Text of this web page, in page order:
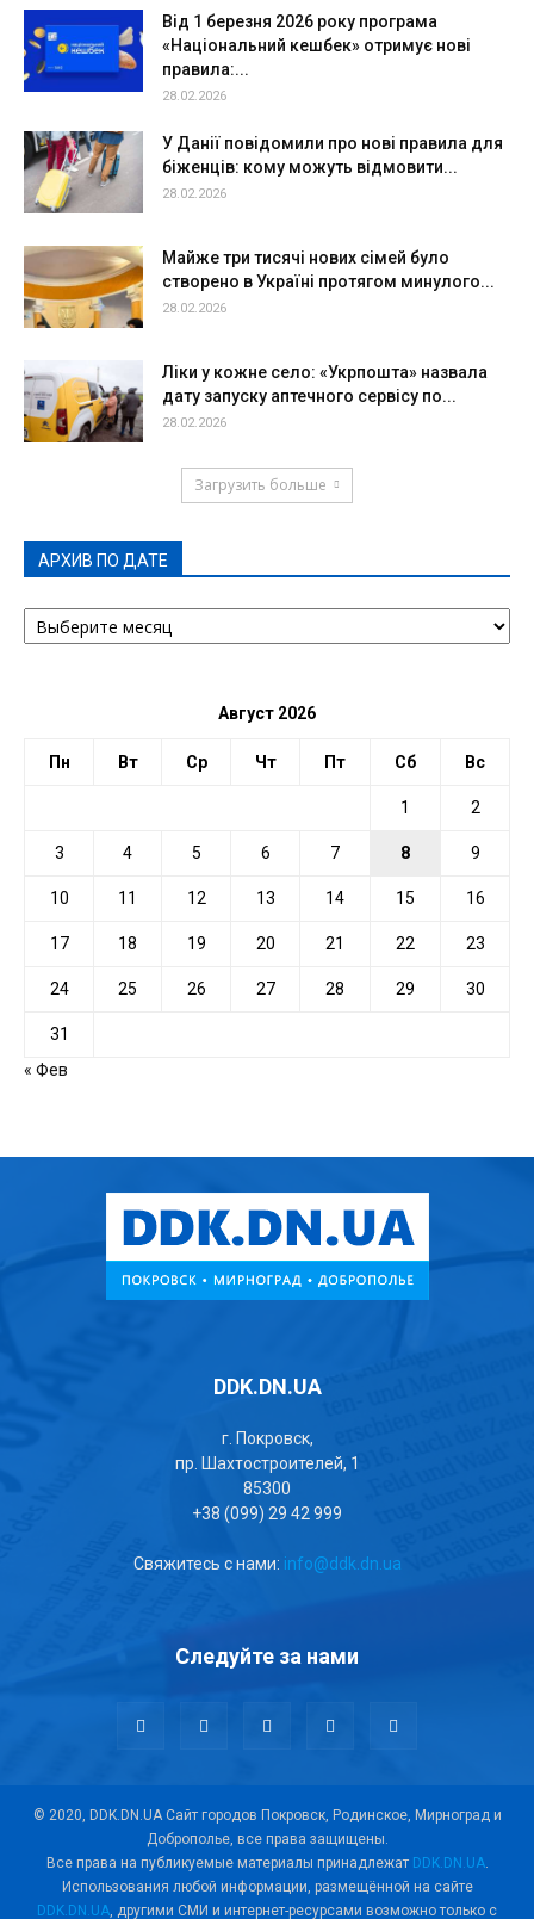
Від 1 березня 2026 року програма
«Національний кешбек» отримує нові
правила:...
28.02.2026
У Данії повідомили про нові правила для
біженців: кому можуть відмовити...
28.02.2026
Майже три тисячі нових сімей було
створено в Україні протягом минулого...
28.02.2026
Ліки у кожне село: «Укрпошта» назвала
дату запуску аптечного сервісу по...
28.02.2026
Загрузить больше
АРХИВ ПО ДАТЕ
АРХИВ
ПО
Август 2026
Пн Вт Ср Чт Пт Сб Вс
1 2
3 4 5 6 7 8 9
10 11 12 13 14 15 16
17 18 19 20 21 22 23
24 25 26 27 28 29 30
31
« Фев
DDK.DN.UA
г. Покровск,
пр. Шахтостроителей, 1
85300
+38 (099) 29 42 999
Свяжитесь с нами: info@ddk.dn.ua
Следуйте за нами
© 2020, DDK.DN.UA Сайт городов Покровск, Родинское, Мирноград и
Доброполье, все права защищены.
Все права на публикуемые материалы принадлежат DDK.DN.UA.
Использования любой информации, размещённой на сайте
DDK.DN.UA, другими СМИ и интернет-ресурсами возможно только с